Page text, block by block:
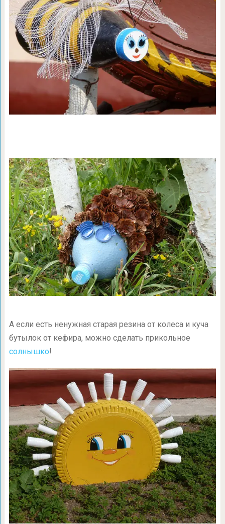
А если есть ненужная старая резина от колеса и куча
бутылок от кефира, можно сделать прикольное
солнышко!